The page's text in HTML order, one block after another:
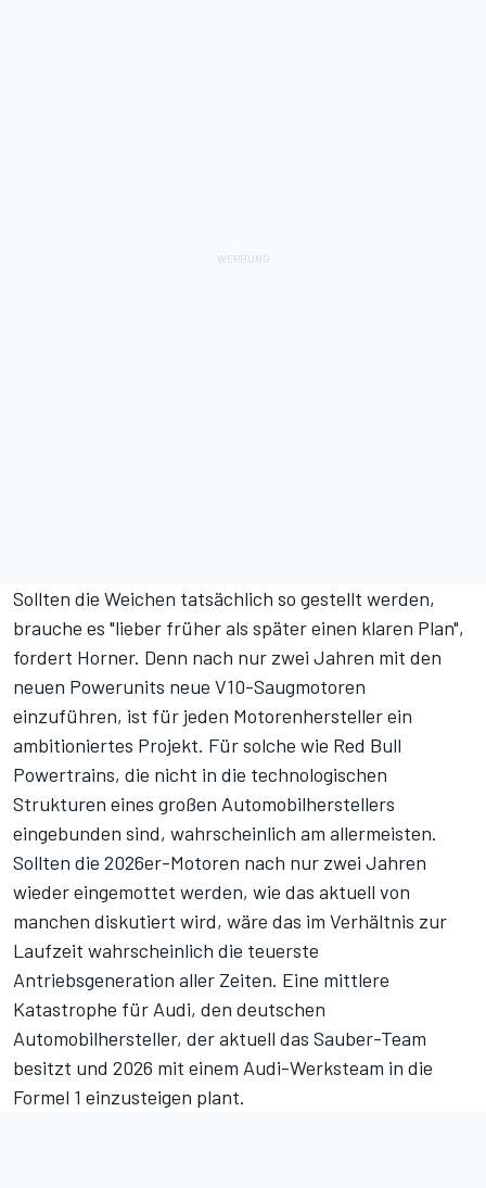
Sollten die Weichen tatsächlich so gestellt werden,
brauche es "lieber früher als später einen klaren Plan",
fordert Horner. Denn nach nur zwei Jahren mit den
neuen Powerunits neue V10-Saugmotoren
einzuführen, ist für jeden Motorenhersteller ein
ambitioniertes Projekt. Für solche wie Red Bull
Powertrains, die nicht in die technologischen
Strukturen eines großen Automobilherstellers
eingebunden sind, wahrscheinlich am allermeisten.
Sollten die 2026er-Motoren nach nur zwei Jahren
wieder eingemottet werden, wie das aktuell von
manchen diskutiert wird, wäre das im Verhältnis zur
Laufzeit wahrscheinlich die teuerste
Antriebsgeneration aller Zeiten. Eine mittlere
Katastrophe für Audi, den deutschen
Automobilhersteller, der aktuell das Sauber-Team
besitzt und 2026 mit einem Audi-Werksteam in die
Formel 1 einzusteigen plant.